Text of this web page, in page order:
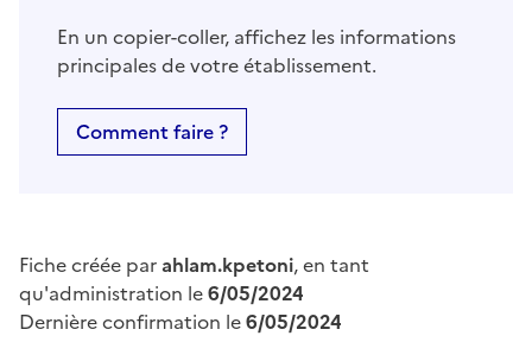
En un copier-coller, affichez les informations
principales de votre établissement.
Comment faire ?
Fiche créée parahlam.kpetoni, en tant
qu'administration le6/05/2024
Dernière confirmation le6/05/2024